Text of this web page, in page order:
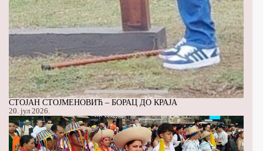
СТОЈАН СТОЈМЕНОВИЋ – БОРАЦ ДО КРАЈА
20. јул 2026.